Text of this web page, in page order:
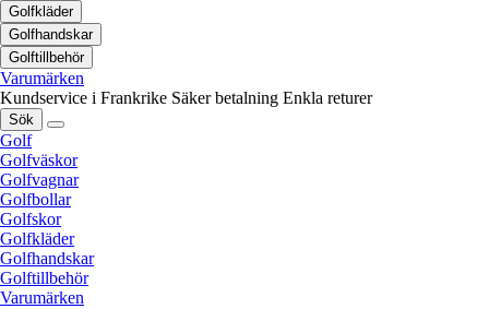
Golfkläder
Golfhandskar
Golftillbehör
Varumärken
Kundservice i Frankrike Säker betalning Enkla returer
Sök
Golf
Golfväskor
Golfvagnar
Golfbollar
Golfskor
Golfkläder
Golfhandskar
Golftillbehör
Varumärken